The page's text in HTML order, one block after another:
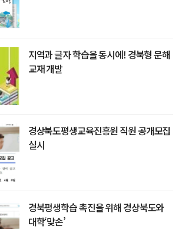
지역과 글자 학습을 동시에! 경북형 문해
교재 개발
경상북도평생교육진흥원 직원 공개모집
실시
경북평생학습 촉진을 위해 경상북도와
대학‘맞손’